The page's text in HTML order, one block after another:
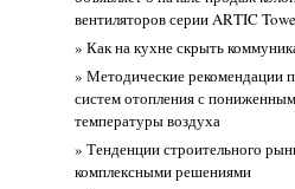
вентиляторов серии ARTIC
» Как на кухне скрыть
» Методические рекомендации
систем отопления с
температуры воздуха
» Тенденции строительного
комплексными решениями